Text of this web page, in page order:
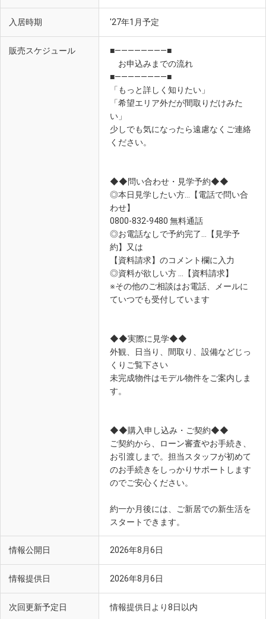
入居時期 '27年1月予定
販売スケジュール
■――――――――■
お申込みまでの流れ
■――――――――■
「もっと詳しく知りたい」
「希望エリア外だが間取りだけみた
い」
少しでも気になったら遠慮なくご連絡
ください。
◆◆問い合わせ・見学予約◆◆
◎本日見学したい方…【電話で問い合
わせ】
0800-832-9480 無料通話
◎お電話なしで予約完了…【見学予
約】又は
【資料請求】のコメント欄に入力
◎資料が欲しい方 …【資料請求】
※その他のご相談はお電話、メールに
ていつでも受付しています
◆◆実際に見学◆◆
外観、日当り、間取り、設備などじっ
くりご覧下さい
未完成物件はモデル物件をご案内しま
す。
◆◆購入申し込み・ご契約◆◆
ご契約から、ローン審査やお手続き、
お引渡しまで。担当スタッフが初めて
のお手続きをしっかりサポートします
のでご安心ください。
約一か月後には、ご新居での新生活を
スタートできます。
情報公開日 2026年8月6日
情報提供日 2026年8月6日
次回更新予定日 情報提供日より8日以内